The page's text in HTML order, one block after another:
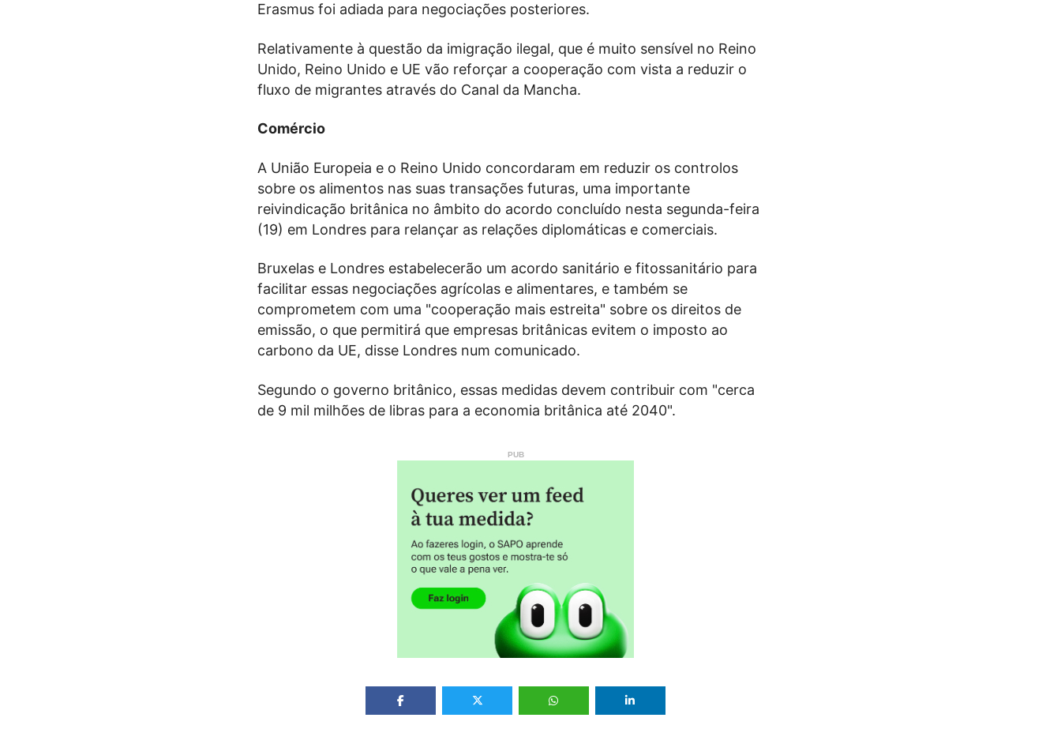
Erasmus foi adiada para negociações posteriores.
Relativamente à questão da imigração ilegal, que é muito sensível no Reino
Unido, Reino Unido e UE vão reforçar a cooperação com vista a reduzir o
fluxo de migrantes através do Canal da Mancha.
Comércio
A União Europeia e o Reino Unido concordaram em reduzir os controlos
sobre os alimentos nas suas transações futuras, uma importante
reivindicação britânica no âmbito do acordo concluído nesta segunda-feira
(19) em Londres para relançar as relações diplomáticas e comerciais.
Bruxelas e Londres estabelecerão um acordo sanitário e fitossanitário para
facilitar essas negociações agrícolas e alimentares, e também se
comprometem com uma "cooperação mais estreita" sobre os direitos de
emissão, o que permitirá que empresas britânicas evitem o imposto ao
carbono da UE, disse Londres num comunicado.
Segundo o governo britânico, essas medidas devem contribuir com "cerca
de 9 mil milhões de libras para a economia britânica até 2040".